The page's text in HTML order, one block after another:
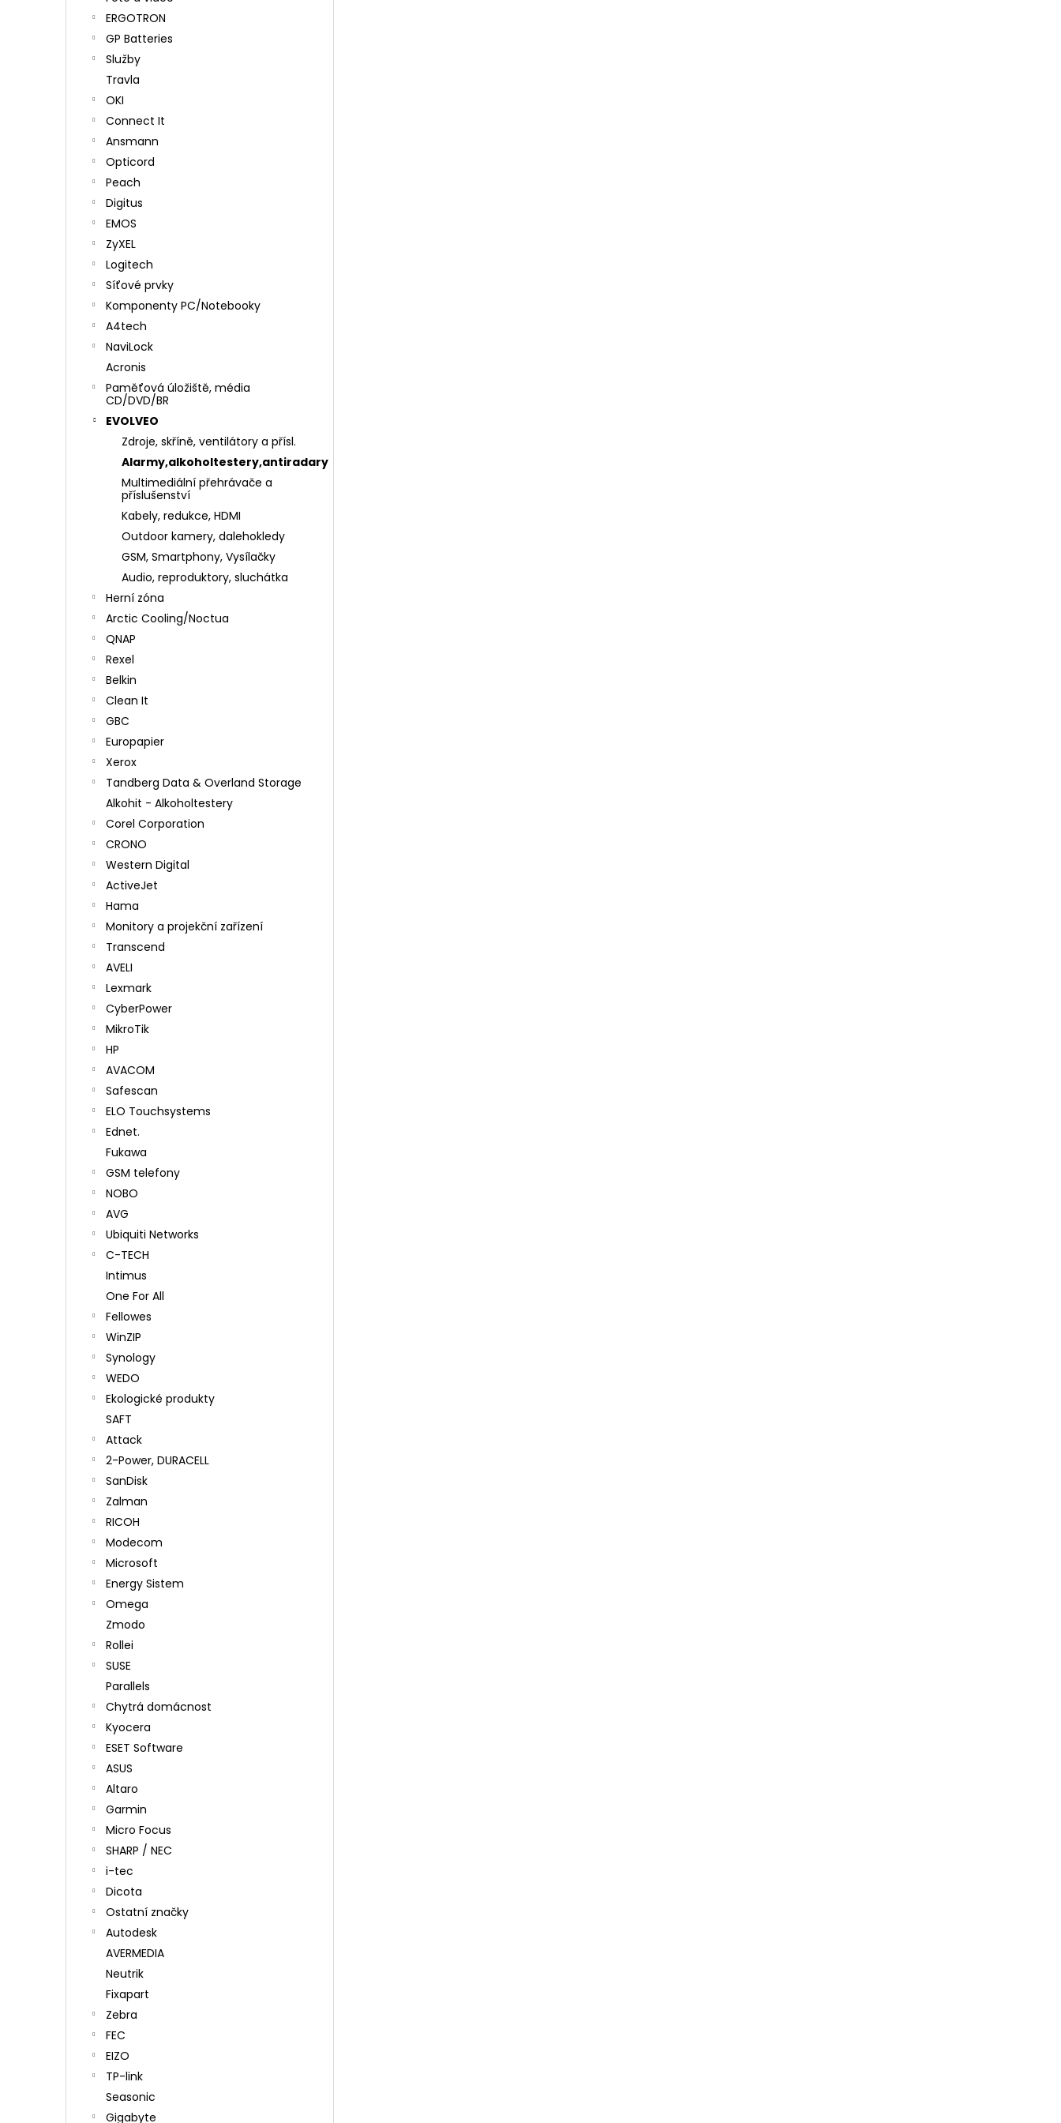
ERGOTRON
GP Batteries
Služby
Travla
OKI
Connect It
Ansmann
Opticord
Peach
Digitus
EMOS
ZyXEL
Logitech
Síťové prvky
Komponenty PC/Notebooky
A4tech
NaviLock
Acronis
Paměťová úložiště, média
CD/DVD/BR
EVOLVEO
Zdroje, skříně, ventilátory a přísl.
Alarmy,alkoholtestery,antiradary
Multimediální přehrávače a
příslušenství
Kabely, redukce, HDMI
Outdoor kamery, dalehokledy
GSM, Smartphony, Vysílačky
Audio, reproduktory, sluchátka
Herní zóna
Arctic Cooling/Noctua
QNAP
Rexel
Belkin
Clean It
GBC
Europapier
Xerox
Tandberg Data & Overland Storage
Alkohit - Alkoholtestery
Corel Corporation
CRONO
Western Digital
ActiveJet
Hama
Monitory a projekční zařízení
Transcend
AVELI
Lexmark
CyberPower
MikroTik
HP
AVACOM
Safescan
ELO Touchsystems
Ednet.
Fukawa
GSM telefony
NOBO
AVG
Ubiquiti Networks
C-TECH
Intimus
One For All
Fellowes
WinZIP
Synology
WEDO
Ekologické produkty
SAFT
Attack
2-Power, DURACELL
SanDisk
Zalman
RICOH
Modecom
Microsoft
Energy Sistem
Omega
Zmodo
Rollei
SUSE
Parallels
Chytrá domácnost
Kyocera
ESET Software
ASUS
Altaro
Garmin
Micro Focus
SHARP / NEC
i-tec
Dicota
Ostatní značky
Autodesk
AVERMEDIA
Neutrik
Fixapart
Zebra
FEC
EIZO
TP-link
Seasonic
Gigabyte